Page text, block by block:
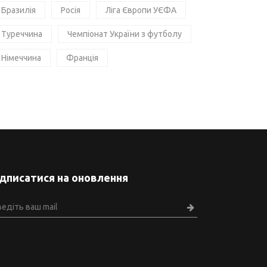
Бразилія Росія Ліга Європи УЄФА
Туреччина Чемпіонат України з футболу
Німеччина Франція
на оновлення